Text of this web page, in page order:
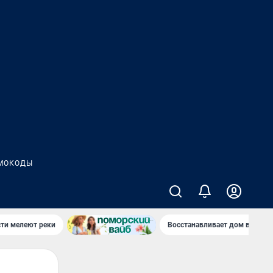
мелеют реки Восстанавливает дом в